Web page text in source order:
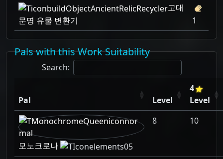
고대
문명 유물 변환기
1
Pals with this Work Suitability
Search:
Pal Level
4
Level
모노크로나
8 10